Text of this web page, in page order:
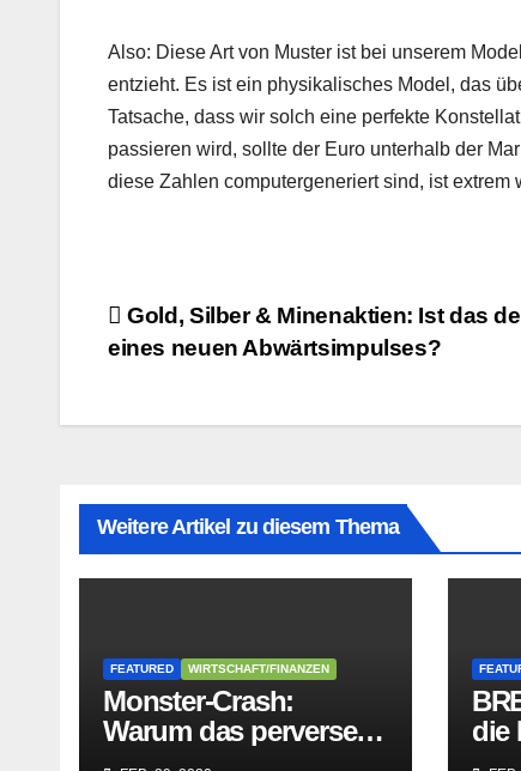
Also: Diese Art von Muster ist bei unserem
entzieht. Es ist ein physikalisches Model, das
Tatsache, dass wir solch eine perfekte
passieren wird, sollte der Euro unterhalb der
diese Zahlen computergeneriert sind, ist
Beitragsnavigation
Gold, Silber & Minenaktien: Ist das
eines neuen Abwärtsimpulses?
Weitere Artikel zu diesem Thema
FEATURED WIRTSCHAFT/FINANZEN
Monster-Crash:
Warum das perverse
Lügengebäude der
die